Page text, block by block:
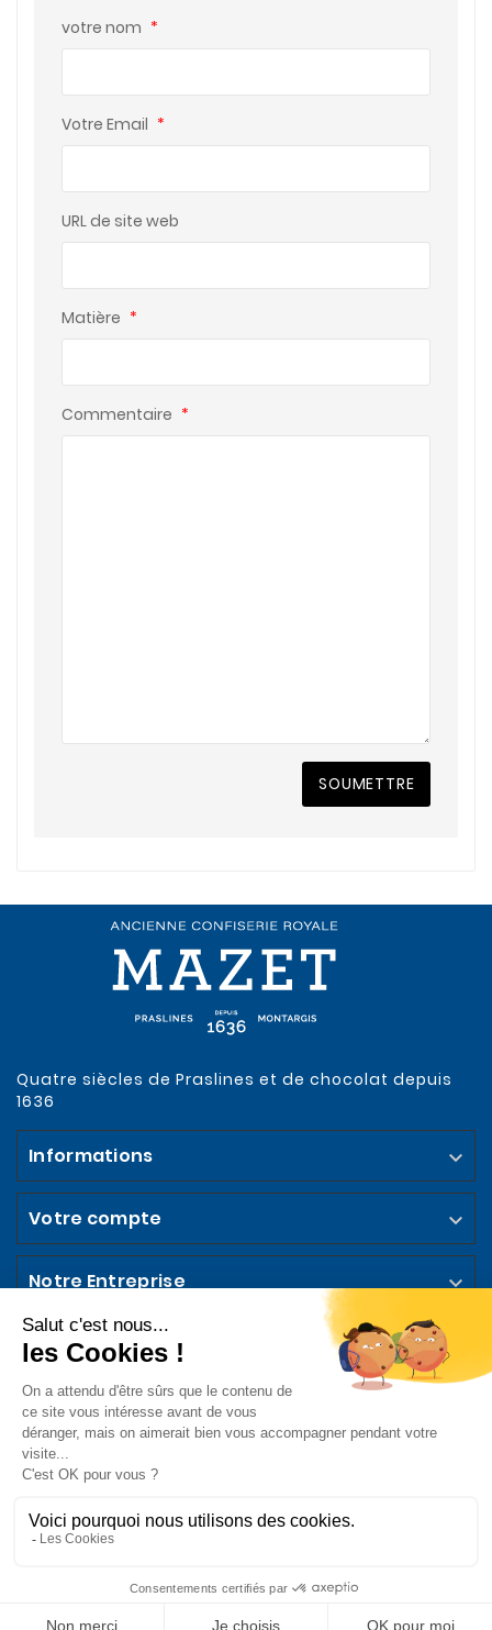
votre nom *
Votre Email *
URL de site web
Matière *
Commentaire *
SOUMETTRE
Quatre siècles de Praslines et de chocolat depuis
1636
Informations 
Votre compte 
Notre Entreprise 
Abonnez-vous à la Newsletter
Suivez-nous sur les Réseaux Sociaux